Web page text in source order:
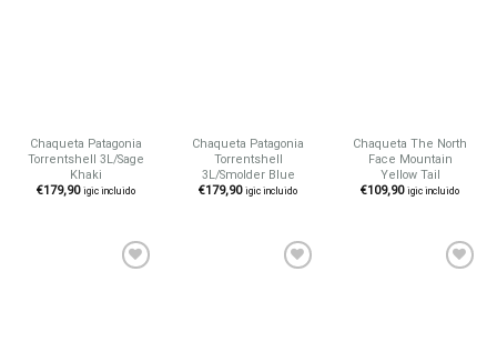
Chaqueta Patagonia
Torrentshell 3L/Sage
Khaki
€179,90 igic incluido
Chaqueta Patagonia
Torrentshell
3L/Smolder Blue
€179,90 igic incluido
Chaqueta The North
Face Mountain
Yellow Tail
€109,90 igic incluido